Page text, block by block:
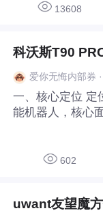
航 + 强越障的
13608
科沃斯T90
爱你无悔内部券 ·
一、核心定位 定
能机器人，核心
毛、强越障、长
602
uwant友望魔